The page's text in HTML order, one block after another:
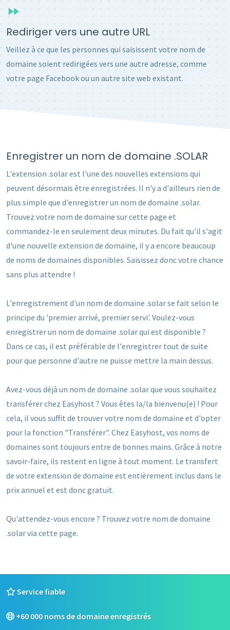
Rediriger vers une autre URL
Veillez à ce que les personnes qui saisissent votre nom de
domaine soient redirigées vers une autre adresse, comme
votre page Facebook ou un autre site web existant.
Enregistrer un nom de domaine .SOLAR
L'extension .solar est l'une des nouvelles extensions qui
peuvent désormais être enregistrées. Il n'y a d'ailleurs rien de
plus simple que d'enregistrer un nom de domaine .solar.
Trouvez votre nom de domaine sur cette page et
commandez-le en seulement deux minutes. Du fait qu'il s'agit
d'une nouvelle extension de domaine, il y a encore beaucoup
de noms de domaines disponibles. Saisissez donc votre chance
sans plus attendre !
L'enregistrement d'un nom de domaine .solar se fait selon le
principe du 'premier arrivé, premier servi'. Voulez-vous
enregistrer un nom de domaine .solar qui est disponible ?
Dans ce cas, il est préférable de l'enregistrer tout de suite
pour que personne d'autre ne puisse mettre la main dessus.
Avez-vous déjà un nom de domaine .solar que vous souhaitez
transférer chez Easyhost ? Vous êtes la/la bienvenu(e) ! Pour
cela, il vous suffit de trouver votre nom de domaine et d'opter
pour la fonction "Transférer". Chez Easyhost, vos noms de
domaines sont toujours entre de bonnes mains. Grâce à notre
savoir-faire, ils restent en ligne à tout moment. Le transfert
de votre extension de domaine est entièrement inclus dans le
prix annuel et est donc gratuit.
Qu'attendez-vous encore ? Trouvez votre nom de domaine
.solar via cette page.
Service fiable
+60 000 noms de domaine enregistrés